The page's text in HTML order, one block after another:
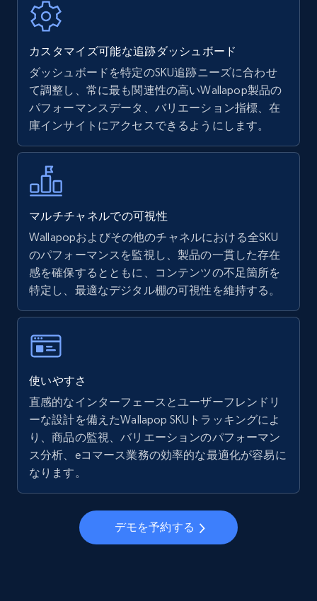
7.4K+
Walmart - products
URL, Final price, Sku, Currency, Gtin,
more.
5.6K+
Walmart - products - Find new products by
using specific category URL
URL, Final price, Sku, Currency, Gtin,
Specifications, Image urls, Top reviews, and
more.
Walmart - products - Collects products by
specific keywords
URL, Final price, Sku, Currency, Gtin,
Specifications, Image urls, Top reviews, and
877+ 今すぐ始める
カスタマイズ可能な追跡ダッシュボード
ダッシュボードを特定のSKU追跡ニーズに合わせ
て調整し、常に最も関連性の高いWallapop製品の
パフォーマンスデータ、バリエーション指標、在
庫インサイトにアクセスできるようにします。
マルチチャネルでの可視性
Wallapopおよびその他のチャネルにおける全SKU
のパフォーマンスを監視し、製品の一貫した存在
感を確保するとともに、コンテンツの不足箇所を
特定し、最適なデジタル棚の可視性を維持する。
使いやすさ
直感的なインターフェースとユーザーフレンドリ
ーな設計を備えたWallapop SKUトラッキングによ
り、商品の監視、バリエーションのパフォーマン
ス分析、eコマース業務の効率的な最適化が容易に
なります。
デモを予約する